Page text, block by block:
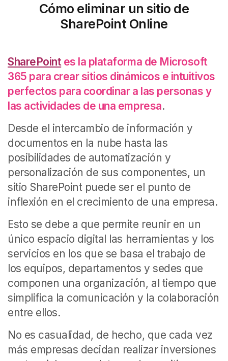
Cómo eliminar un sitio de
SharePoint Online
SharePoint es la plataforma de Microsoft
365 para crear sitios dinámicos e intuitivos
perfectos para coordinar a las personas y
las actividades de una empresa.
Desde el intercambio de información y
documentos en la nube hasta las
posibilidades de automatización y
personalización de sus componentes, un
sitio SharePoint puede ser el punto de
inflexión en el crecimiento de una empresa.
Esto se debe a que permite reunir en un
único espacio digital las herramientas y los
servicios en los que se basa el trabajo de
los equipos, departamentos y sedes que
componen una organización, al tiempo que
simplifica la comunicación y la colaboración
entre ellos.
No es casualidad, de hecho, que cada vez
más empresas decidan realizar inversiones